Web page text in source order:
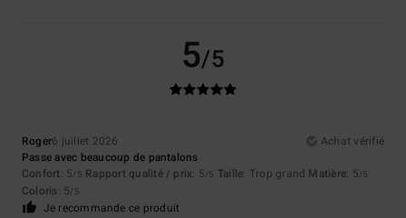
5/5
Roger6 juillet 2026
Achat vérifié
Passe avec beaucoup de pantalons
Confort: 5/5 Rapport qualité / prix: 5/5 Taille: Trop grand Matière: 5/5
Coloris: 5/5
Je recommande ce produit